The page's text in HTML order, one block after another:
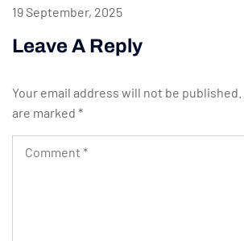
19 September, 2025
Leave A Reply
Your email address will not be published.
are marked *